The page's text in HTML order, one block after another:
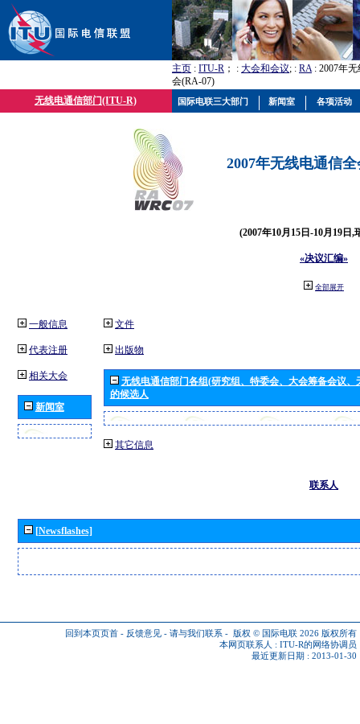
主页 : ITU-R ； : 大会和会议; : RA: 2007年
会(RA-07)
无线电通信部门(ITU-R)
2007年无线电通信
(2007年10月15日-10月19日,
«决议汇编»
全部展开
一般信息
代表注册
相关大会
新闻室
文件
出版物
无线电通信部门各组(研究组、特委会、大会筹备会议
的候选人
其它信息
联系人
[Newsflashes]
回到本页页首 - 反馈意见 - 请与我们联系 - 版权 © 国际电联 2026 版权所有
本网页联系人 : ITU-R的网络协调员
最近更新日期 : 2013-01-30
国际电联三大部门 新闻室 各项活动